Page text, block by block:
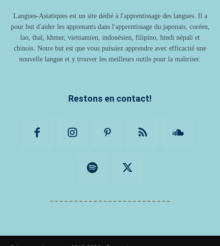
Langues-Asiatiques est un site dédié à l'apprentissage des langues. Il a
pour but d'aider les apprenants dans l'apprentissage du japonais, coréen,
lao, thaï, khmer, vietnamien, indonésien, filipino, hindi népali et
chinois. Notre but est que vous puissiez apprendre avec efficacité une
nouvelle langue et y trouver les meilleurs outils pour la maîtriser.
Restons en contact!